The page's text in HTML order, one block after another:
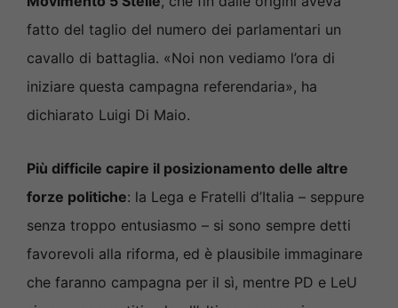
fatto del taglio del numero dei parlamentari un
cavallo di battaglia. «Noi non vediamo l’ora di
iniziare questa campagna referendaria», ha
dichiarato Luigi Di Maio.
Più difficile capire il posizionamento delle altre
forze politiche: la Lega e Fratelli d’Italia – seppure
senza troppo entusiasmo – si sono sempre detti
favorevoli alla riforma, ed è plausibile immaginare
che faranno campagna per il sì, mentre PD e LeU